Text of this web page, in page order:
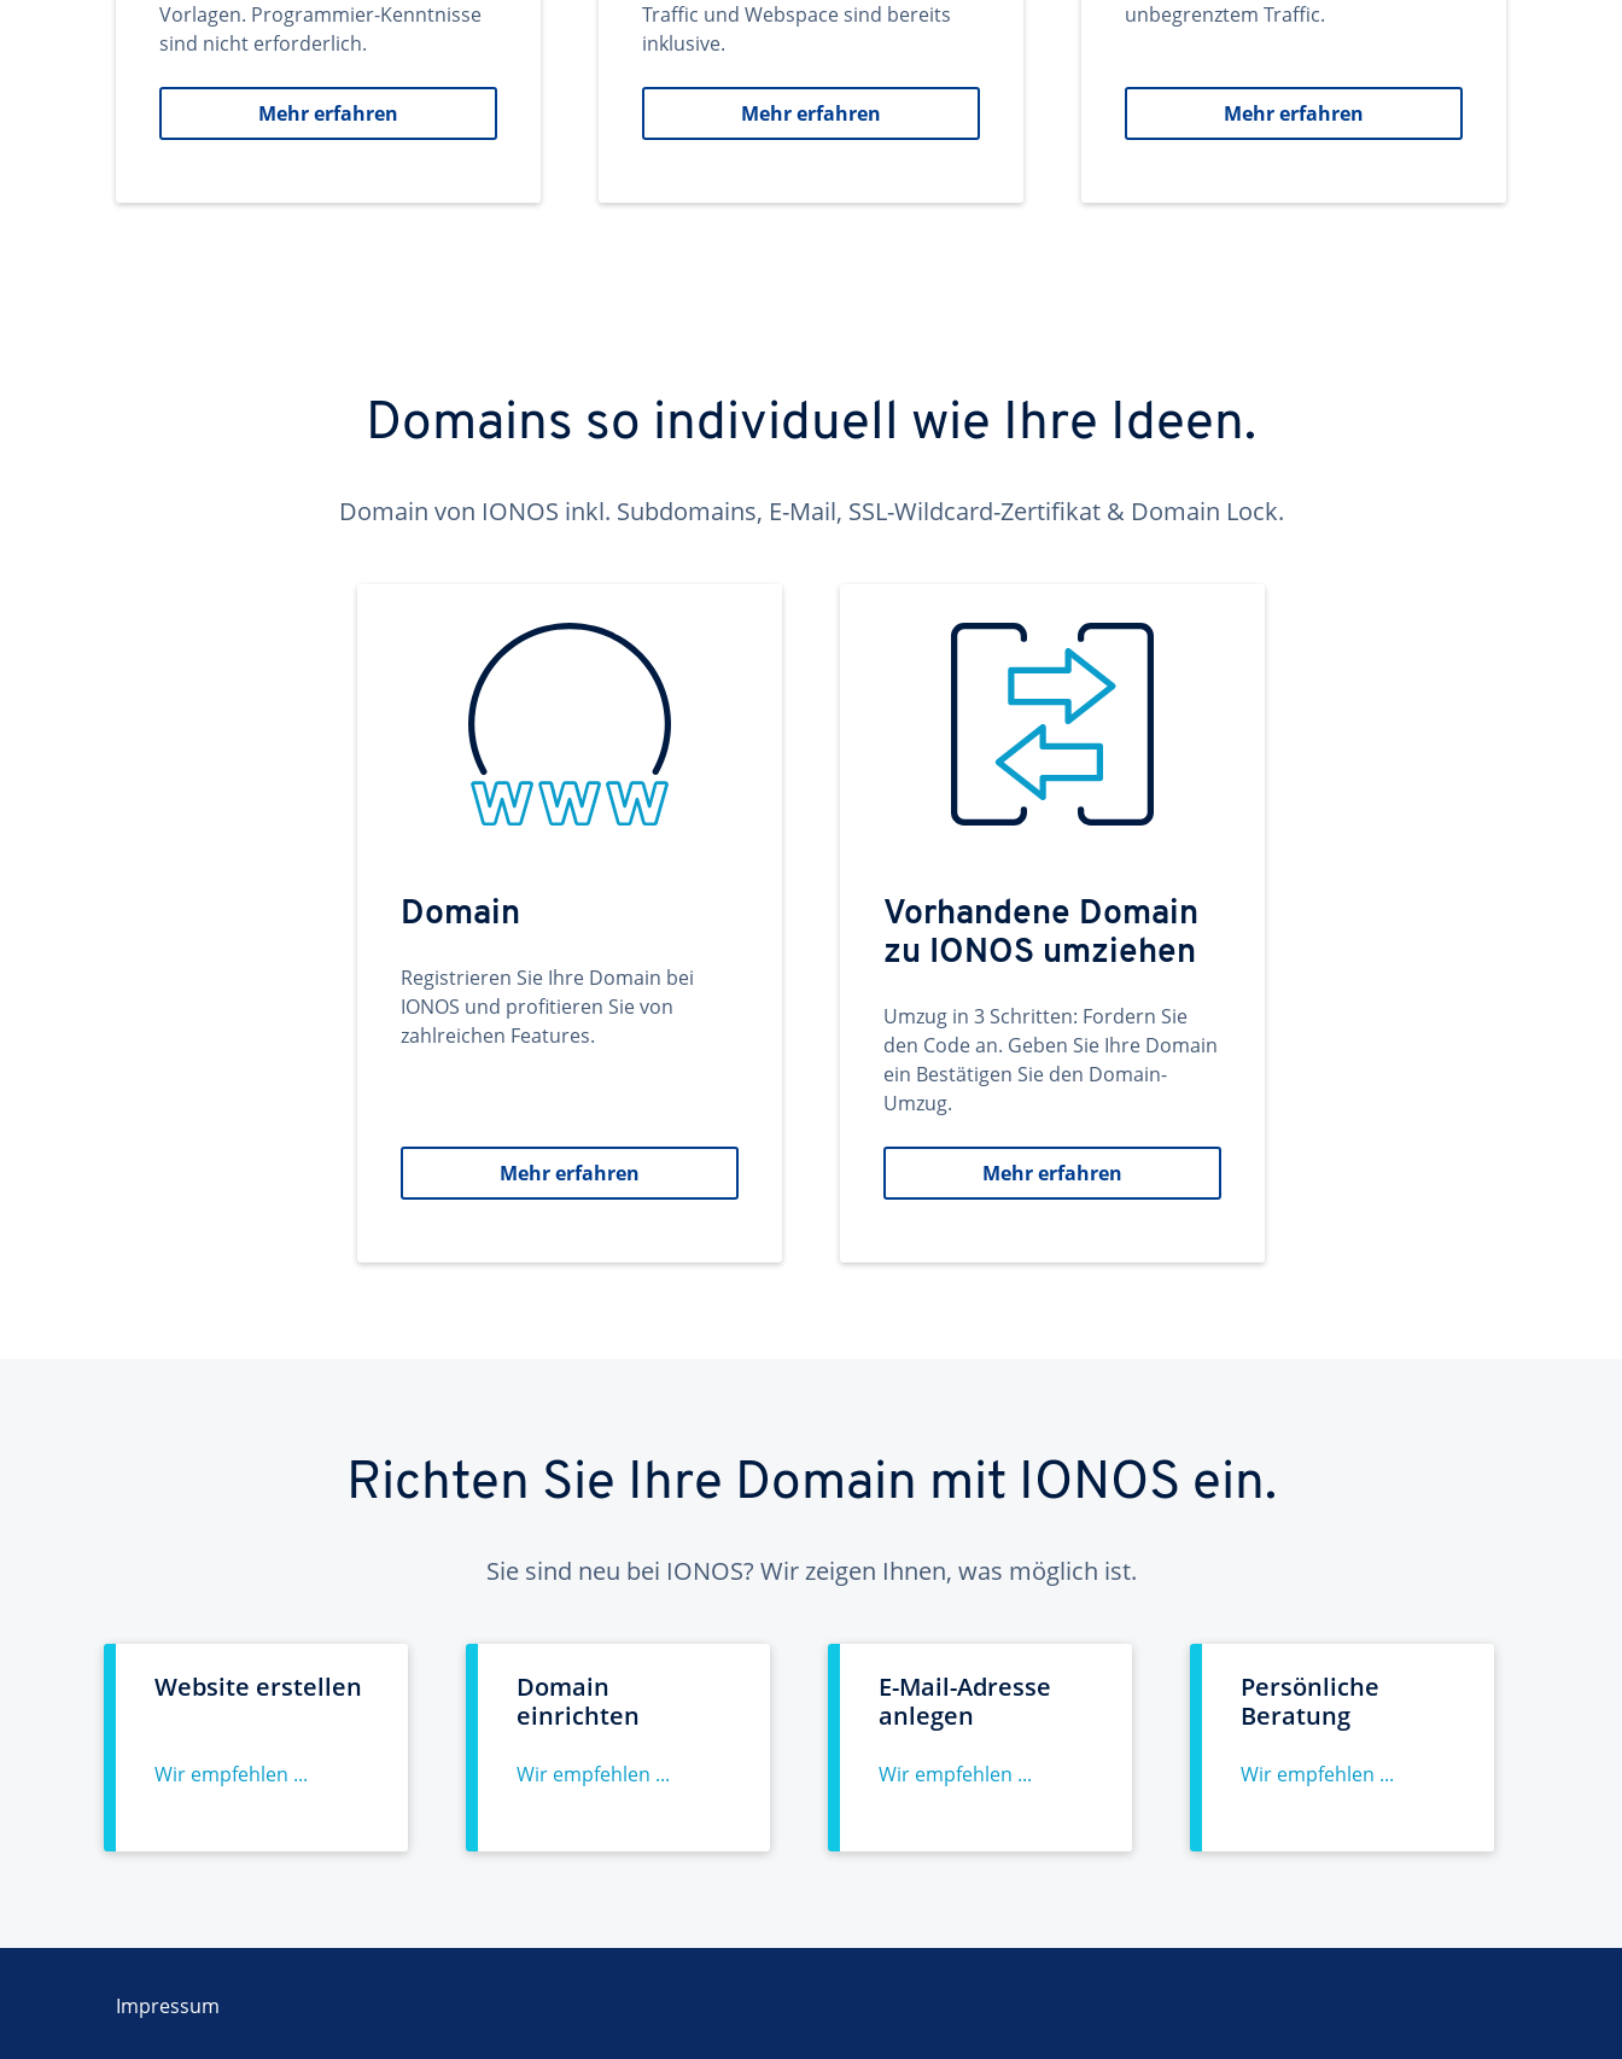
Vorlagen. Programmier-Kenntnisse
sind nicht erforderlich.
Mehr erfahren
Traffic und Webspace sind bereits
inklusive.
Mehr erfahren
unbegrenztem Traffic.
Mehr erfahren
Domains so individuell wie Ihre Ideen.
Domain von IONOS inkl. Subdomains, E-Mail, SSL-Wildcard-Zertifikat & Domain Lock.
Domain
Registrieren Sie Ihre Domain bei
IONOS und profitieren Sie von
zahlreichen Features.
Mehr erfahren
Vorhandene Domain
zu IONOS umziehen
Umzug in 3 Schritten: Fordern Sie
den Code an. Geben Sie Ihre Domain
ein Bestätigen Sie den Domain-
Umzug.
Mehr erfahren
Richten Sie Ihre Domain mit IONOS ein.
Sie sind neu bei IONOS? Wir zeigen Ihnen, was möglich ist.
Website erstellen
Wir empfehlen ...
Domain
einrichten
Wir empfehlen ...
E-Mail-Adresse
anlegen
Wir empfehlen ...
Persönliche
Beratung
Wir empfehlen ...
Impressum